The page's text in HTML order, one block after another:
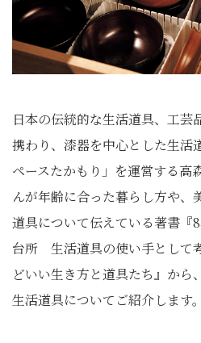
日本の伝統的な生活道具、工芸
携わり、漆器を中心とした生活
ペースたかもり」を運営する高
んが年齢に合った暮らし方や、
道具について伝えている著書『
台所 生活道具の使い手として
どいい生き方と道具たち』から
生活道具についてご紹介します。